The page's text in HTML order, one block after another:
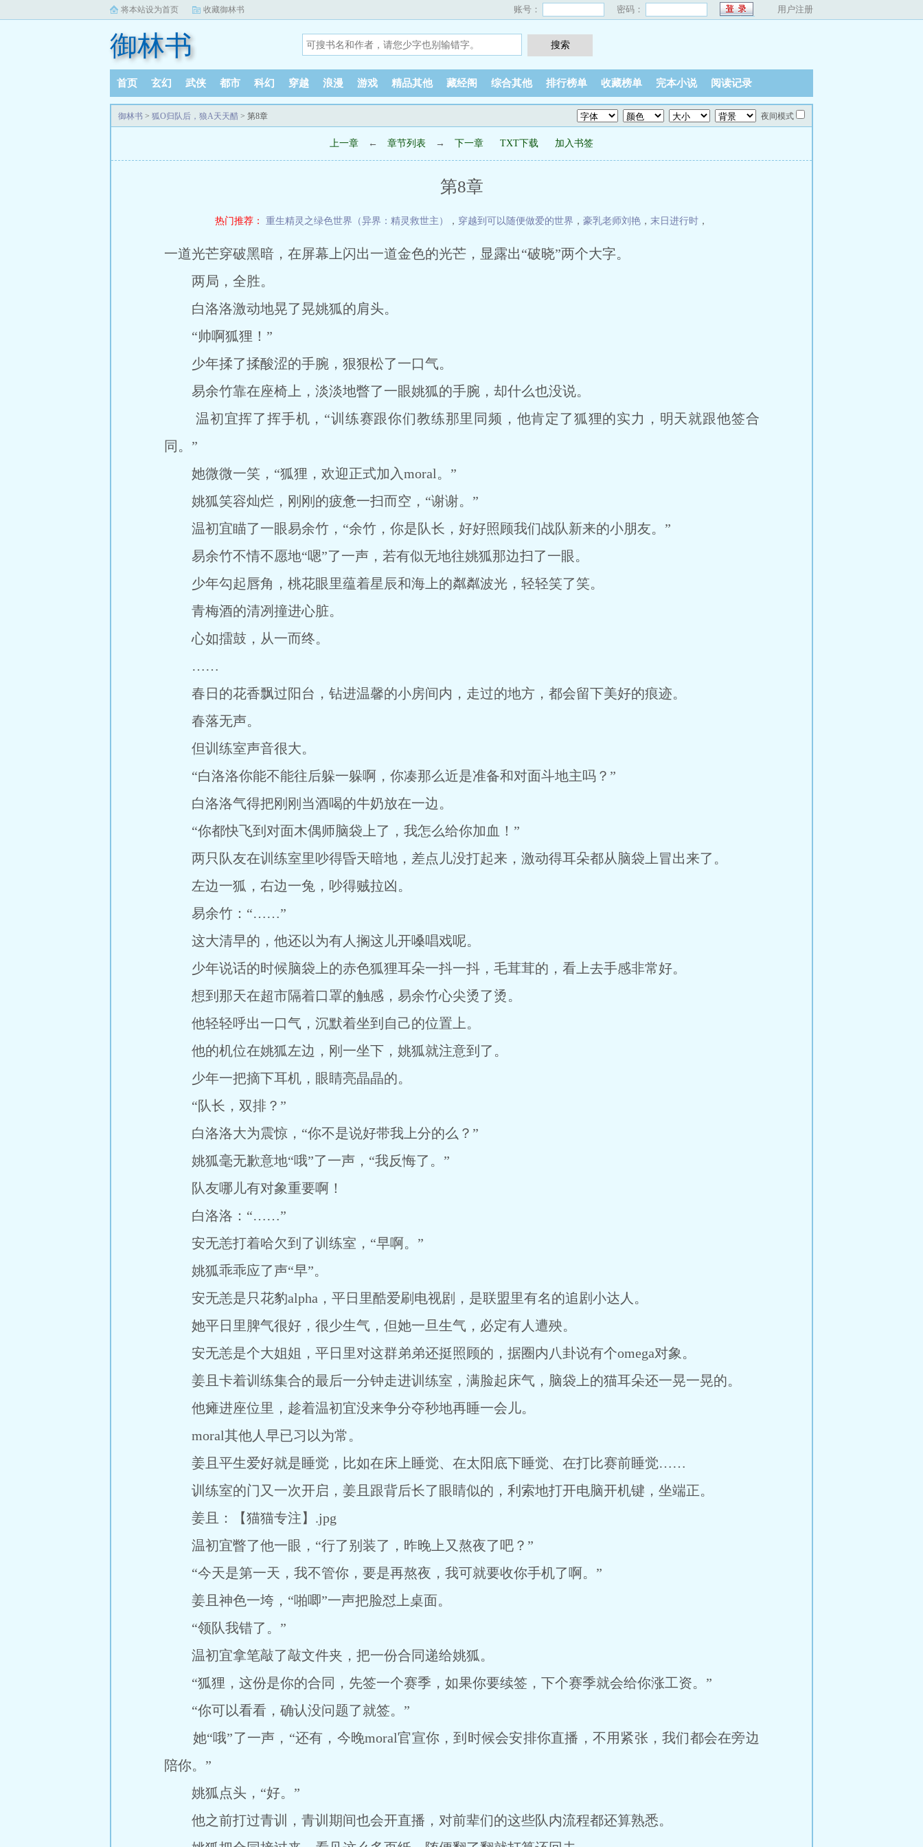
将本站设为首页 收藏御林书 账号： 密码： 用户注册
御林书
首页 玄幻 武侠 都市 科幻 穿越 浪漫 游戏 精品其他 藏经阁 综合其他 排行榜单 收藏榜单 完本小说 阅读记录
御林书 > 狐O归队后，狼A天天醋 > 第8章 夜间模式
上一章 ← 章节列表 → 下一章 TXT下载 加入书签
第8章
热门推荐： 重生精灵之绿色世界（异界：精灵救世主） ， 穿越到可以随便做爱的世界 ， 豪乳老师刘艳 ， 末日进行时 ，
一道光芒穿破黑暗，在屏幕上闪出一道金色的光芒，显露出“破晓”两个大字。
两局，全胜。
白洛洛激动地晃了晃姚狐的肩头。
“帅啊狐狸！”
少年揉了揉酸涩的手腕，狠狠松了一口气。
易余竹靠在座椅上，淡淡地瞥了一眼姚狐的手腕，却什么也没说。
温初宜挥了挥手机，“训练赛跟你们教练那里同频，他肯定了狐狸的实力，明天就跟他签合
同。”
她微微一笑，“狐狸，欢迎正式加入moral。”
姚狐笑容灿烂，刚刚的疲惫一扫而空，“谢谢。”
温初宜瞄了一眼易余竹，“余竹，你是队长，好好照顾我们战队新来的小朋友。”
易余竹不情不愿地“嗯”了一声，若有似无地往姚狐那边扫了一眼。
少年勾起唇角，桃花眼里蕴着星辰和海上的粼粼波光，轻轻笑了笑。
青梅酒的清冽撞进心脏。
心如擂鼓，从一而终。
……
春日的花香飘过阳台，钻进温馨的小房间内，走过的地方，都会留下美好的痕迹。
春落无声。
但训练室声音很大。
“白洛洛你能不能往后躲一躲啊，你凑那么近是准备和对面斗地主吗？”
白洛洛气得把刚刚当酒喝的牛奶放在一边。
“你都快飞到对面木偶师脑袋上了，我怎么给你加血！”
两只队友在训练室里吵得昏天暗地，差点儿没打起来，激动得耳朵都从脑袋上冒出来了。
左边一狐，右边一兔，吵得贼拉凶。
易余竹：“……”
这大清早的，他还以为有人搁这儿开嗓唱戏呢。
少年说话的时候脑袋上的赤色狐狸耳朵一抖一抖，毛茸茸的，看上去手感非常好。
想到那天在超市隔着口罩的触感，易余竹心尖烫了烫。
他轻轻呼出一口气，沉默着坐到自己的位置上。
他的机位在姚狐左边，刚一坐下，姚狐就注意到了。
少年一把摘下耳机，眼睛亮晶晶的。
“队长，双排？”
白洛洛大为震惊，“你不是说好带我上分的么？”
姚狐毫无歉意地“哦”了一声，“我反悔了。”
队友哪儿有对象重要啊！
白洛洛：“……”
安无恙打着哈欠到了训练室，“早啊。”
姚狐乖乖应了声“早”。
安无恙是只花豹alpha，平日里酷爱刷电视剧，是联盟里有名的追剧小达人。
她平日里脾气很好，很少生气，但她一旦生气，必定有人遭殃。
安无恙是个大姐姐，平日里对这群弟弟还挺照顾的，据圈内八卦说有个omega对象。
姜且卡着训练集合的最后一分钟走进训练室，满脸起床气，脑袋上的猫耳朵还一晃一晃的。
他瘫进座位里，趁着温初宜没来争分夺秒地再睡一会儿。
moral其他人早已习以为常。
姜且平生爱好就是睡觉，比如在床上睡觉、在太阳底下睡觉、在打比赛前睡觉……
训练室的门又一次开启，姜且跟背后长了眼睛似的，利索地打开电脑开机键，坐端正。
姜且：【猫猫专注】.jpg
温初宜瞥了他一眼，“行了别装了，昨晚上又熬夜了吧？”
“今天是第一天，我不管你，要是再熬夜，我可就要收你手机了啊。”
姜且神色一垮，“啪唧”一声把脸怼上桌面。
“领队我错了。”
温初宜拿笔敲了敲文件夹，把一份合同递给姚狐。
“狐狸，这份是你的合同，先签一个赛季，如果你要续签，下个赛季就会给你涨工资。”
“你可以看看，确认没问题了就签。”
她“哦”了一声，“还有，今晚moral官宣你，到时候会安排你直播，不用紧张，我们都会在旁边
陪你。”
姚狐点头，“好。”
他之前打过青训，青训期间也会开直播，对前辈们的这些队内流程都还算熟悉。